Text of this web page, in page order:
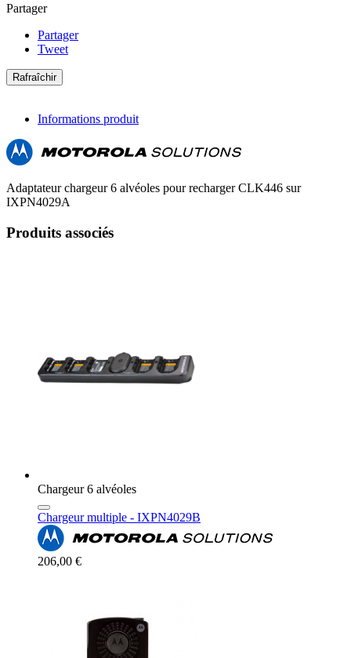
Partager
Partager
Tweet
Informations produit
Adaptateur chargeur 6 alvéoles pour recharger CLK446 sur
IXPN4029A
Produits associés
Chargeur 6 alvéoles
Chargeur multiple - IXPN4029B
206,00 €